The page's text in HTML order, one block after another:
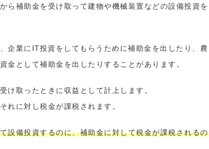
ら補助金を受け取って建物や機械装置などの設備投資を
企業にIT投資をしてもらうために補助金を出したり、農
金として補助金を出したりすることがあります。
け取ったときに収益として計上します。
れに対し税金が課税されます。
設備投資するのに、補助金に対して税金が課税されるの